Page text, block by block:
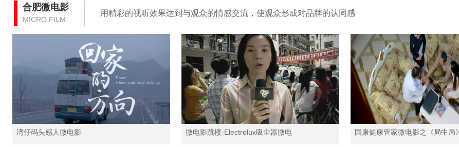
合肥微电影
MICRO FILM
用精彩的视听效果达到与观众的情感交流，使观众形成对品牌的认同感
湾仔码头感人微电影 微电影跳楼-Electrolux吸尘器微电 国康健康管家微电影之《局中局》